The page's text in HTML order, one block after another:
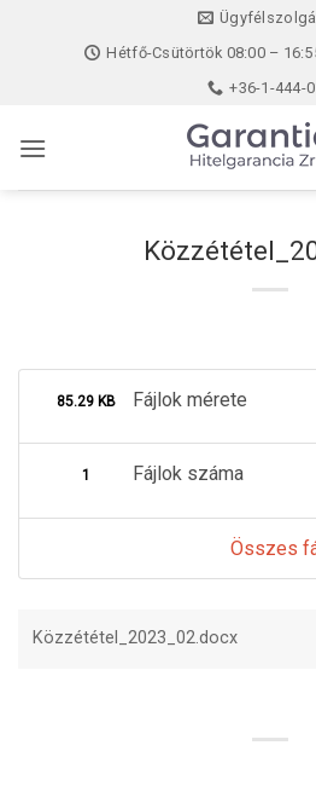
Hétfő-Csütörtök 08:00 –
+36-1-444-
85.29 KB Fájlok mérete
1 Fájlok száma
Összes
Közzététel_2023_02.docx